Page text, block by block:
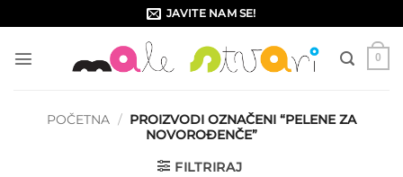
to
content
JAVITE NAM SE!
0
POČETNA / PROIZVODI OZNAČENI “PELENE ZA
NOVOROĐENČE”
FILTRIRAJ